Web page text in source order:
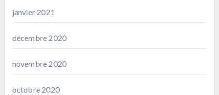
janvier 2021
décembre 2020
novembre 2020
octobre 2020